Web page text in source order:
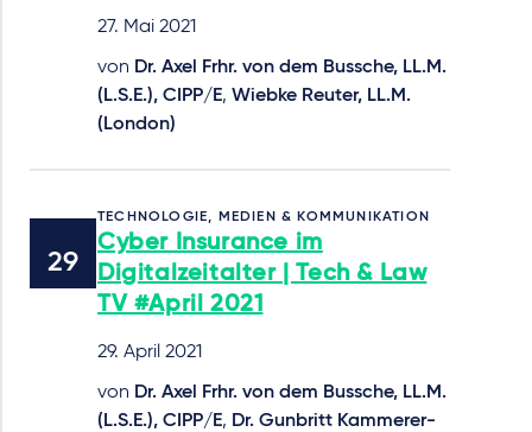
27. Mai 2021
von Dr. Axel Frhr. von dem Bussche, LL.M.
(L.S.E.), CIPP/E, Wiebke Reuter, LL.M.
(London)
TECHNOLOGIE, MEDIEN & KOMMUNIKATION
Cyber Insurance im
Digitalzeitalter | Tech & Law
TV #April 2021
29. April 2021
von Dr. Axel Frhr. von dem Bussche, LL.M.
(L.S.E.), CIPP/E, Dr. Gunbritt Kammerer-